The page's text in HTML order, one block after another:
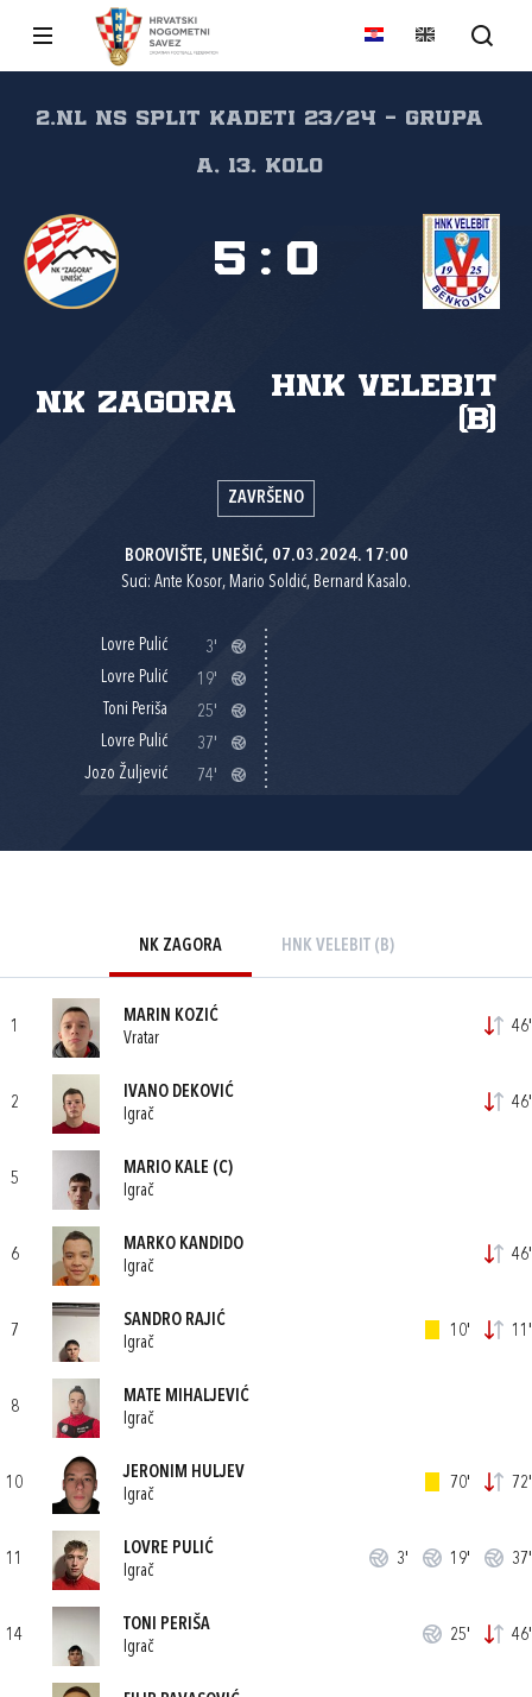
2.NL NS Split Kadeti 23/24 - grupa
A, 13. kolo
NK Zagora
HNK Velebit
(B)
5 : 0
ZAVRŠENO
BOROVIŠTE, UNEŠIĆ, 07.03.2024. 17:00
Suci: Ante Kosor, Mario Soldić, Bernard Kasalo.
Lovre Pulić
3'
Lovre Pulić
19'
Toni Periša
25'
Lovre Pulić
37'
Jozo Žuljević
74'
NK ZAGORA HNK VELEBIT (B)
1
MARIN KOZIĆ
Vratar
46'
2
IVANO DEKOVIĆ
Igrač
46'
5
MARIO KALE (C)
Igrač
6
MARKO KANDIDO
Igrač
46'
7
SANDRO RAJIĆ
Igrač
10' 11'
8
MATE MIHALJEVIĆ
Igrač
10
JERONIM HULJEV
Igrač
70' 72'
11
LOVRE PULIĆ
Igrač
3' 19' 37'
14
TONI PERIŠA
Igrač
25' 46'